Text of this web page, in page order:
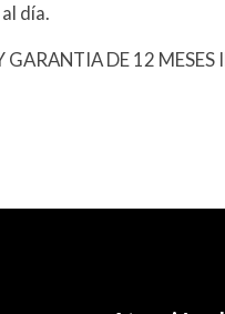
día.
DE 12 MESES